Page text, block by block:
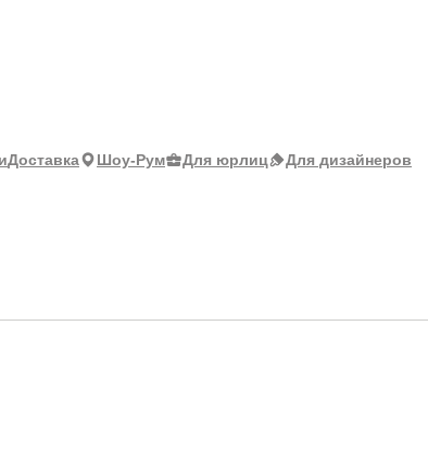
Доставка Шоу-Рум Для юрлиц Для дизайнеров